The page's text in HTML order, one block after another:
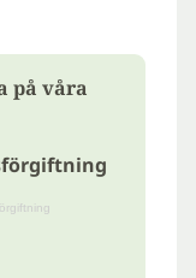
på våra